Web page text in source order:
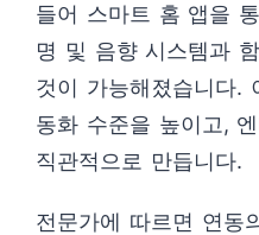
들어 스마트 홈 앱을
명 및 음향 시스템과
것이 가능해졌습니다.
동화 수준을 높이고,
직관적으로 만듭니다.
전문가에 따르면 연동